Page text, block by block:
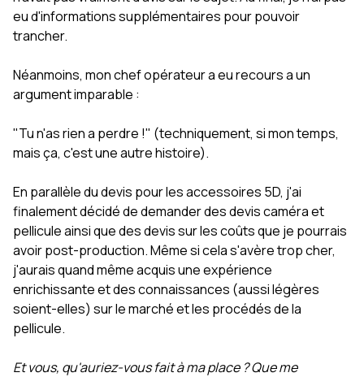
eu d'informations supplémentaires pour pouvoir
trancher.
Néanmoins, mon chef opérateur a eu recours a un
argument imparable :
"Tu n'as rien a perdre !" (techniquement, si mon temps,
mais ça, c'est une autre histoire).
En parallèle du devis pour les accessoires 5D, j'ai
finalement décidé de demander des devis caméra et
pellicule ainsi que des devis sur les coûts que je pourrais
avoir post-production. Même si cela s'avère trop cher,
j'aurais quand même acquis une expérience
enrichissante et des connaissances (aussi légères
soient-elles) sur le marché et les procédés de la
pellicule.
Et vous, qu'auriez-vous fait à ma place ? Que me